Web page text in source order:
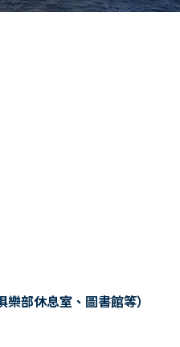
部休息室、圖書館等）